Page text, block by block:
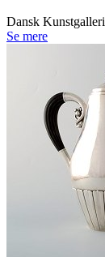
Dansk Kunstgalleri
Se mere